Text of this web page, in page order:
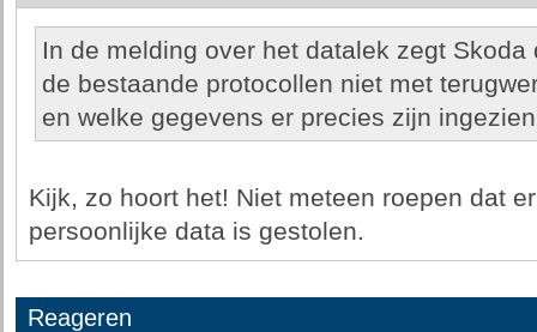
In de melding over het datalek zegt
de bestaande protocollen niet met
en welke gegevens er precies zijn
Kijk, zo hoort het! Niet meteen roepen dat
persoonlijke data is gestolen.
Reageren